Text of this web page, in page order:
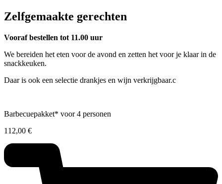
Zelfgemaakte gerechten
Vooraf bestellen tot 11.00 uur
We bereiden het eten voor de avond en zetten het voor je klaar in de
snackkeuken.
Daar is ook een selectie drankjes en wijn verkrijgbaar.c
Barbecuepakket* voor 4 personen
112,00 €